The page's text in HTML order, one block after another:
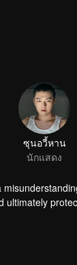
ซุนอวี้หาน
นักแสดง